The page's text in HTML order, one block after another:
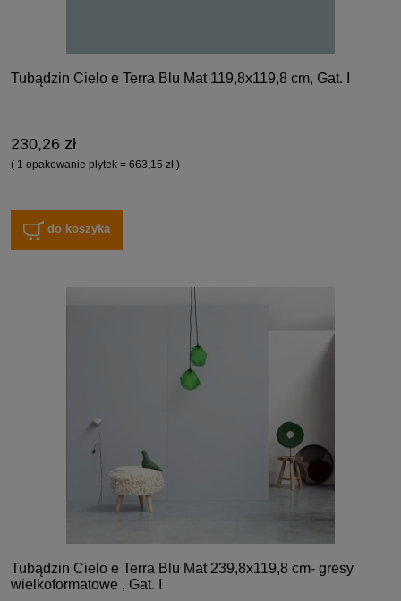
Tubądzin Cielo e Terra Blu Mat 119,8x119,8 cm, Gat. I
230,26 zł
( 1 opakowanie płytek = 663,15 zł )
do koszyka
Tubądzin Cielo e Terra Blu Mat 239,8x119,8 cm- gresy
wielkoformatowe , Gat. I